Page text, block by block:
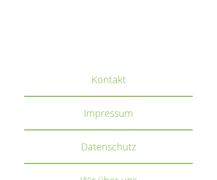
Kontakt
Impressum
Datenschutz